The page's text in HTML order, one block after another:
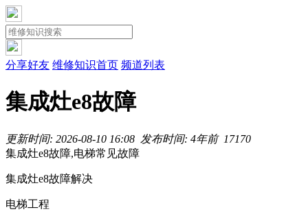
分享好友 维修知识首页 频道列表
集成灶e8故障
更新时间: 2026-08-10 16:08 发布时间: 4年前 17170
集成灶e8故障,电梯常见故障
集成灶e8故障解决
电梯工程